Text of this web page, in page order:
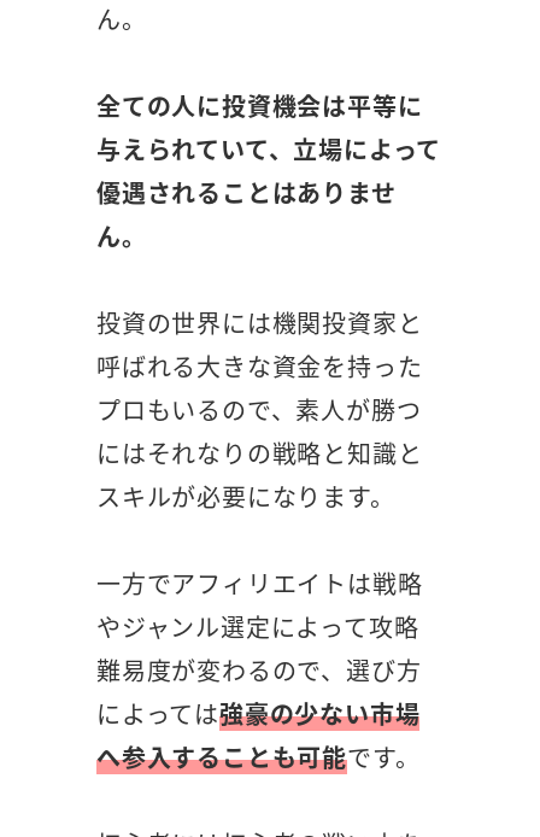
ん。
全ての人に投資機会は平等に
与えられていて、立場によって
優遇されることはありませ
ん。
投資の世界には機関投資家と
呼ばれる大きな資金を持った
プロもいるので、素人が勝つ
にはそれなりの戦略と知識と
スキルが必要になります。
一方でアフィリエイトは戦略
やジャンル選定によって攻略
難易度が変わるので、選び方
によっては強豪の少ない市場
へ参入することも可能です。